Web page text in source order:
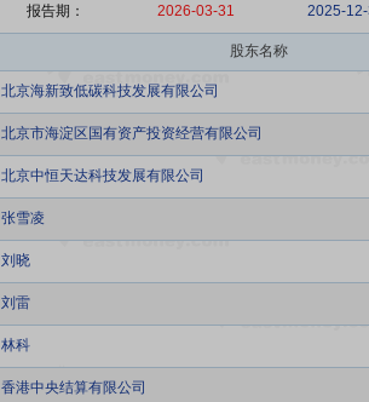
报告期： 2026-03-31 2025-
股东名称
北京海新致低碳科技发展有限公司
北京市海淀区国有资产投资经营有限公司
北京中恒天达科技发展有限公司
张雪凌
刘晓
刘雷
林科
香港中央结算有限公司